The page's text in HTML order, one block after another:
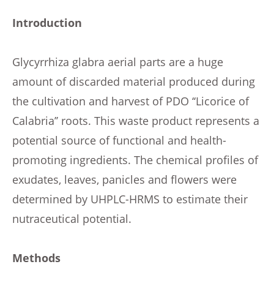
Introduction
Glycyrrhiza glabra aerial parts are a huge
amount of discarded material produced during
the cultivation and harvest of PDO ‘‘Licorice of
Calabria’’ roots. This waste product represents a
potential source of functional and health-
promoting ingredients. The chemical profiles of
exudates, leaves, panicles and flowers were
determined by UHPLC-HRMS to estimate their
nutraceutical potential.
Methods